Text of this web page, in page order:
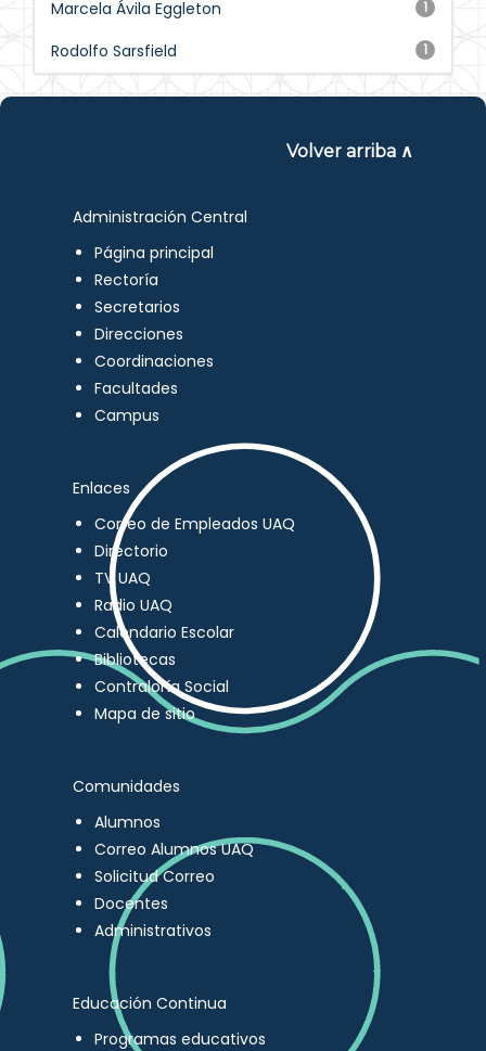
1
Marcela Ávila Eggleton
1
Rodolfo Sarsfield
Volver arriba ∧
Administración Central
Página principal
Rectoría
Secretarios
Direcciones
Coordinaciones
Facultades
Campus
Enlaces
Correo de Empleados UAQ
Directorio
TV UAQ
Radio UAQ
Calendario Escolar
Bibliotecas
Contraloría Social
Mapa de sitio
Comunidades
Alumnos
Correo Alumnos UAQ
Solicitud Correo
Docentes
Administrativos
Educación Continua
Programas educativos